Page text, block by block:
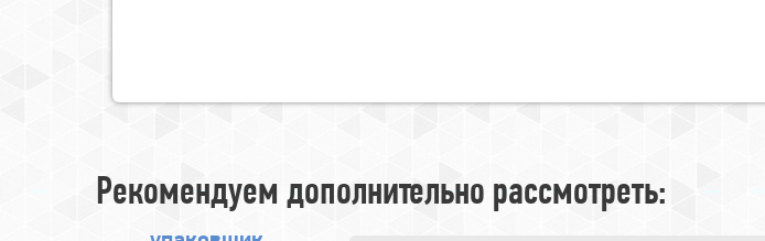
Рекомендуем дополнительно рассмотреть: